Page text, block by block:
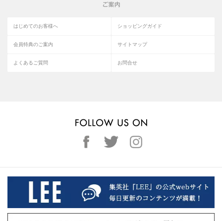
はじめてのお客様へ ショッピングガイド
会員特典のご案内 サイトマップ
よくあるご質問 お問合せ